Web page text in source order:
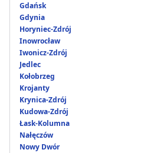
Gdańsk
Gdynia
Horyniec-Zdrój
Inowrocław
Iwonicz-Zdrój
Jedlec
Kołobrzeg
Krojanty
Krynica-Zdrój
Kudowa-Zdrój
Łask-Kolumna
Nałęczów
Nowy Dwór